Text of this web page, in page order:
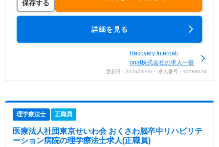
保存する
詳細を見る
Recovery Internati
onal株式会社の求人一覧
更新日：2026/06/26 求人番号：10188023
理学療法士 正職員
医療法人社団東京せいわ会 おくさわ脳卒中リハビリテ
ーション病院の理学療法士求人(正職員)